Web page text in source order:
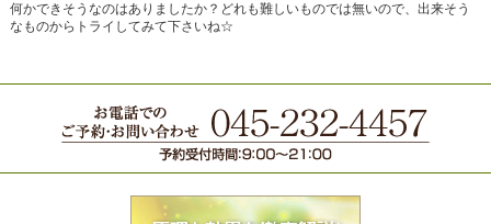
何かできそうなのはありましたか？どれも難しいものでは無いので、出来そう
なものからトライしてみて下さいね☆